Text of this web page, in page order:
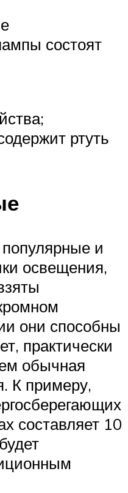
состоят
ртуть
и
освещения,
они способны
практически
обычная
К примеру,
составляет 10